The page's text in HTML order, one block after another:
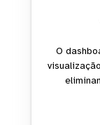
O